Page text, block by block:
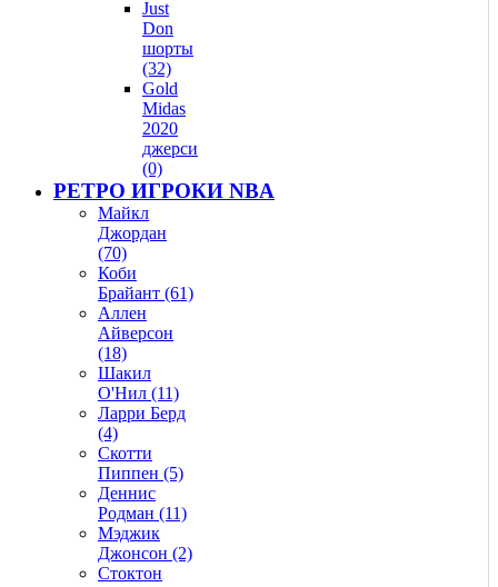
Just
Don
шорты
(32)
Gold
Midas
2020
джерси
(0)
РЕТРО ИГРОКИ NBA
Майкл
Джордан
(70)
Коби
Брайант (61)
Аллен
Айверсон
(18)
Шакил
О'Нил (11)
Ларри Берд
(4)
Скотти
Пиппен (5)
Деннис
Родман (11)
Мэджик
Джонсон (2)
Стоктон